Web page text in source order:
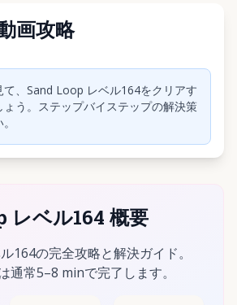
画攻略
リックして動画を再生
て、Sand Loop レベル164をクリアす
ょう。ステップバイステップの解決策
レベル164 概要
164の完全攻略と解決ガイド。
通常5–8 minで完了します。